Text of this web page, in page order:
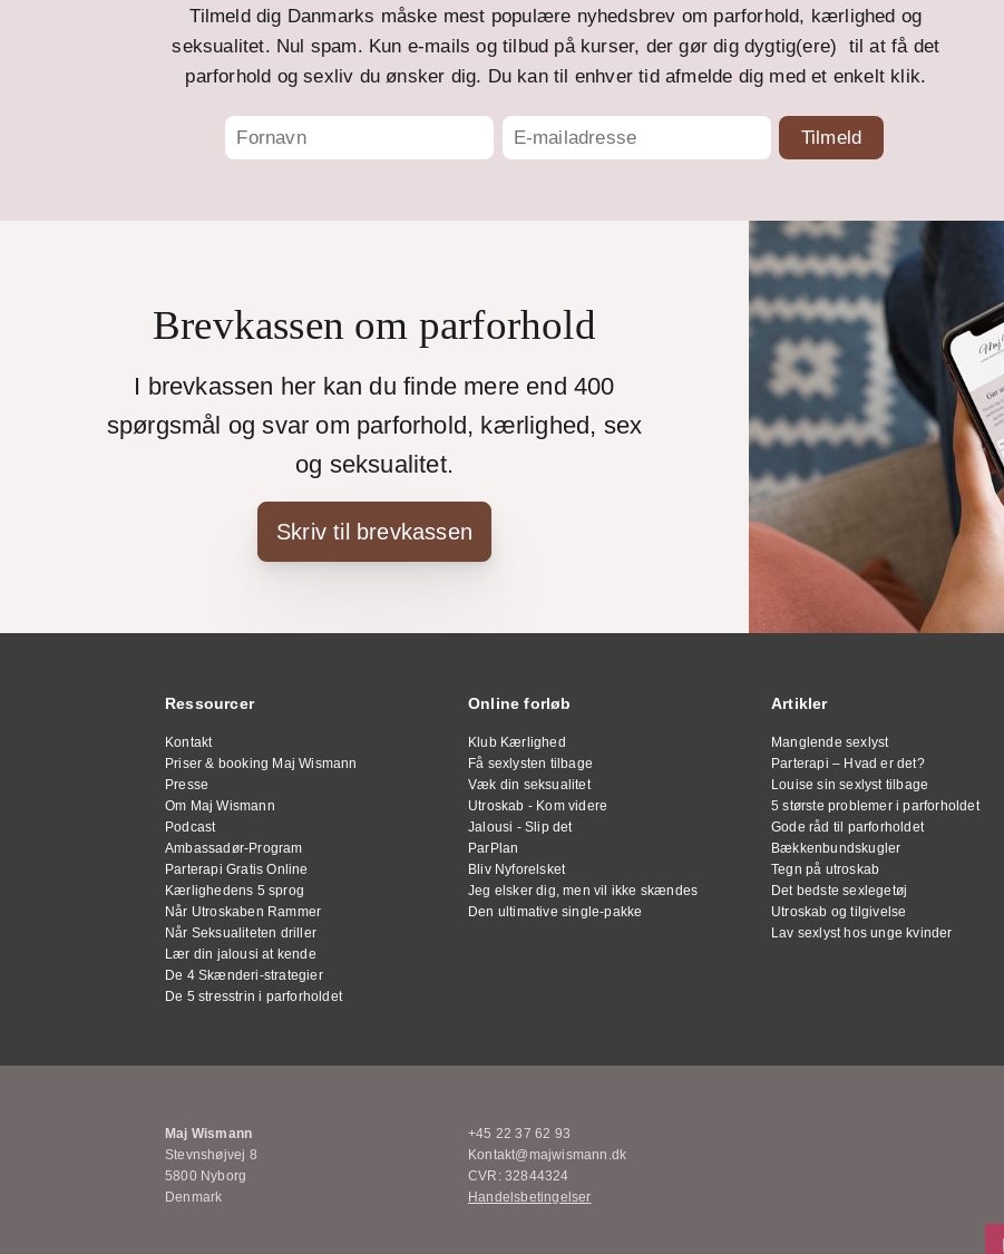
Tilmeld dig Danmarks måske mest populære nyhedsbrev om parforhold, kærlighed og
seksualitet. Nul spam. Kun e-mails og tilbud på kurser, der gør dig dygtig(ere) til at få det
parforhold og sexliv du ønsker dig. Du kan til enhver tid afmelde dig med et enkelt klik.
Brevkassen om parforhold
I brevkassen her kan du finde mere end 400
spørgsmål og svar om parforhold, kærlighed, sex
og seksualitet.
Skriv til brevkassen
Ressourcer
Kontakt
Priser & booking Maj Wismann
Presse
Om Maj Wismann
Podcast
Ambassadør-Program
Parterapi Gratis Online
Kærlighedens 5 sprog
Når Utroskaben Rammer
Når Seksualiteten driller
Lær din jalousi at kende
De 4 Skænderi-strategier
De 5 stresstrin i parforholdet
Online forløb
Klub Kærlighed
Få sexlysten tilbage
Væk din seksualitet
Utroskab - Kom videre
Jalousi - Slip det
ParPlan
Bliv Nyforelsket
Jeg elsker dig, men vil ikke skændes
Den ultimative single-pakke
Artikler
Manglende sexlyst
Parterapi – Hvad er det?
Louise sin sexlyst tilbage
5 største problemer i parforholdet
Gode råd til parforholdet
Bækkenbundskugler
Tegn på utroskab
Det bedste sexlegetøj
Utroskab og tilgivelse
Lav sexlyst hos unge kvinder
Maj Wismann
Stevnshøjvej 8
5800 Nyborg
Denmark
+45 22 37 62 93
Kontakt@majwismann.dk
CVR: 32844324
Handelsbetingelser